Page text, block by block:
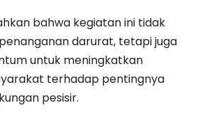
bahwa kegiatan ini tidak
darurat, tetapi juga
untuk meningkatkan
terhadap pentingnya
pesisir.